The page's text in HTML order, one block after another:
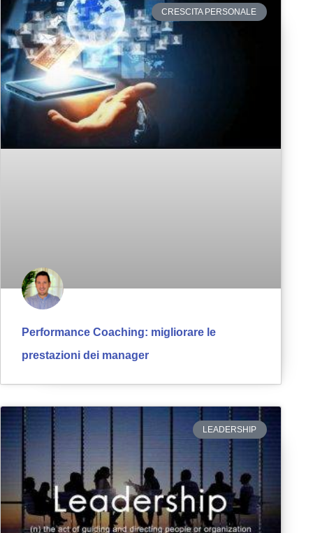
CRESCITA PERSONALE
Performance Coaching: migliorare le
prestazioni dei manager
LEADERSHIP